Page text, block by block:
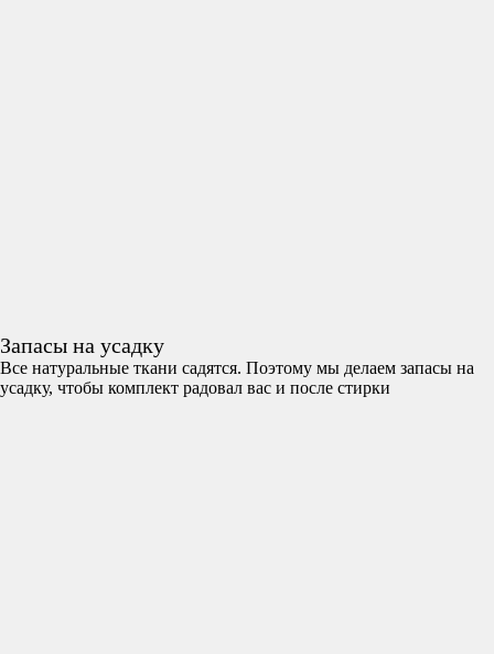
Запасы на усадку
Все натуральные ткани садятся. Поэтому мы делаем запасы на
усадку, чтобы комплект радовал вас и после стирки